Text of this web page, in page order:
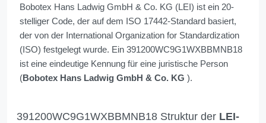
Bobotex Hans Ladwig GmbH & Co. KG (LEI) ist ein 20-
stelliger Code, der auf dem ISO 17442-Standard basiert,
der von der International Organization for Standardization
(ISO) festgelegt wurde. Ein 391200WC9G1WXBBMNB18
ist eine eindeutige Kennung für eine juristische Person
(Bobotex Hans Ladwig GmbH & Co. KG ).
391200WC9G1WXBBMNB18 Struktur der LEI-